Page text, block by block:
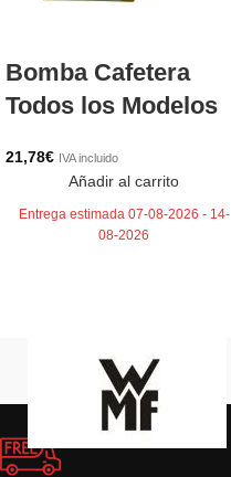
Bomba Cafetera
Todos los Modelos
21,78€ IVA incluido
Añadir al carrito
Entrega estimada 07-08-2026 - 14-
08-2026